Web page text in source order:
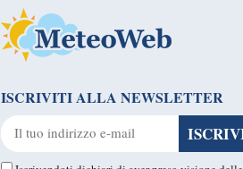
ISCRIVITI ALLA NEWSLETTER